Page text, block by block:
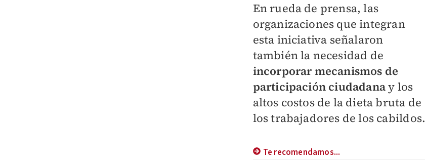
En rueda de prensa, las
organizaciones que integran
esta iniciativa señalaron
también la necesidad de
incorporar mecanismos de
participación ciudadanay los
altos costos de la dieta bruta de
los trabajadores de los cabildos.
Te recomendamos...